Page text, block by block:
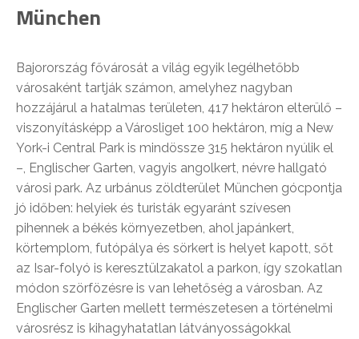
München
Bajorország fővárosát a világ egyik legélhetőbb
városaként tartják számon, amelyhez nagyban
hozzájárul a hatalmas területen, 417 hektáron elterülő –
viszonyításképp a Városliget 100 hektáron, míg a New
York-i Central Park is mindössze 315 hektáron nyúlik el
–, Englischer Garten, vagyis angolkert, névre hallgató
városi park. Az urbánus zöldterület München gócpontja
jó időben: helyiek és turisták egyaránt szívesen
pihennek a békés környezetben, ahol japánkert,
körtemplom, futópálya és sörkert is helyet kapott, sőt
az Isar-folyó is keresztülzakatol a parkon, így szokatlan
módon szörfözésre is van lehetőség a városban. Az
Englischer Garten mellett természetesen a történelmi
városrész is kihagyhatatlan látványosságokkal